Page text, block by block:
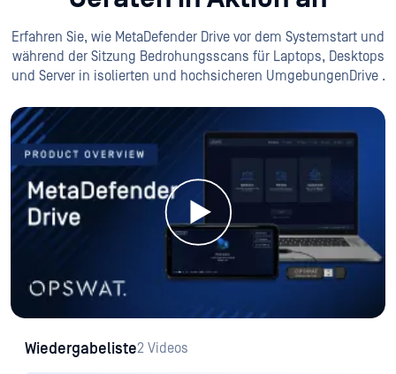
Erfahren Sie, wie MetaDefender Drive vor dem Systemstart und
während der Sitzung Bedrohungsscans für Laptops, Desktops
und Server in isolierten und hochsicheren UmgebungenDrive .
Wiedergabeliste2 Videos